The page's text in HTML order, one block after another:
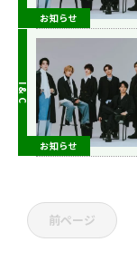
お知らせ
お知らせ
前ページ